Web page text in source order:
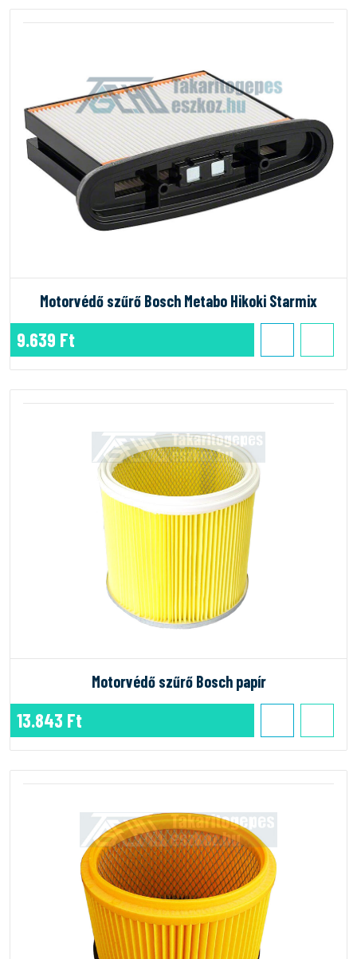
Motorvédő szűrő Bosch Metabo Hikoki Starmix
9.639 Ft
Motorvédő szűrő Bosch papír
13.843 Ft